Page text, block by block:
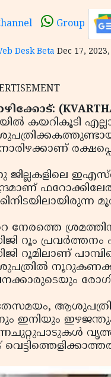
Group
Desk Beta Dec 17,
കയറികൂടി
ജില്ലകളിലെ
നേരത്തെ
റൂം
റൂമിലാണ്
ഇനിയും